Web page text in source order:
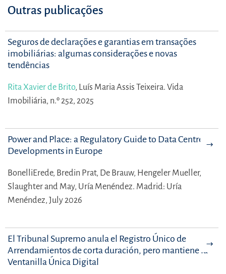
Outras publicações
Seguros de declarações e garantias em transações
imobiliárias: algumas considerações e novas
tendências
Rita Xavier de Brito, Luís Maria Assis Teixeira. Vida
Imobiliária, n.º 252, 2025
Power and Place: a Regulatory Guide to Data Centre
Developments in Europe
BonelliErede, Bredin Prat, De Brauw, Hengeler Mueller,
Slaughter and May, Uría Menéndez. Madrid: Uría
Menéndez, July 2026
El Tribunal Supremo anula el Registro Único de
Arrendamientos de corta duración, pero mantiene la
Ventanilla Única Digital